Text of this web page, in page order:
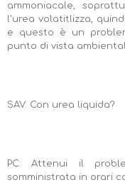
ammoniacale,
l'urea volatitlizza,
e questo è un
punto di vista
SAV: Con urea liquida?
PC: Attenui il
somministrata in orari